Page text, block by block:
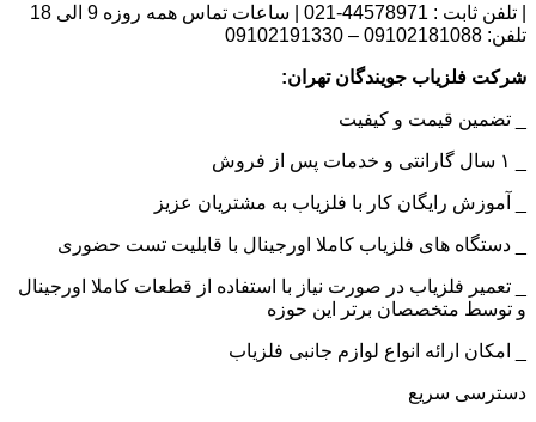
| تلفن ثابت : 44578971-021 | ساعات تماس همه روزه 9 الی 18
تلفن: 09102181088 – 09102191330
شرکت فلزیاب جویندگان تهران:
_ تضمین قیمت و کیفیت
_ آموزش رایگان کار با فلزیاب به مشتریان عزیز
_ دستگاه های فلزیاب کاملا اورجینال با قابلیت تست حضوری
_ تعمیر فلزیاب در صورت نیاز با استفاده از قطعات کاملا اورجینال
و توسط متخصصان برتر این حوزه
_ امکان ارائه انواع لوازم جانبی فلزیاب
دسترسی سریع